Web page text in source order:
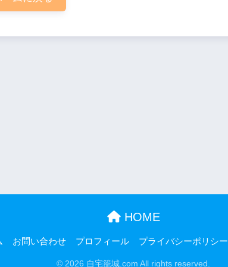
HOME
お問い合わせ プロフィール プライバシーポリシー
© 2026 自宅籠城.com All rights reserved.